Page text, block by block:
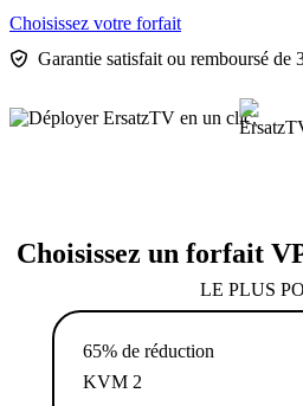
Choisissez votre forfait
Garantie satisfait ou remboursé de
Choisissez un forfait
LE PLUS
65% de réduction
KVM 2